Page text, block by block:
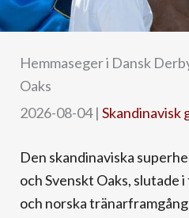
Hemmaseger i Dansk
Oaks
2026-08-04| Skandinavisk
Den skandinaviska
och Svenskt Oaks, slutade
och norska